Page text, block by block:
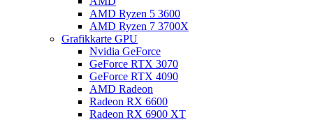
AMD Ryzen 5 3600
AMD Ryzen 7 3700X
Grafikkarte GPU
Nvidia GeForce
GeForce RTX 3070
GeForce RTX 4090
AMD Radeon
Radeon RX 6600
Radeon RX 6900 XT